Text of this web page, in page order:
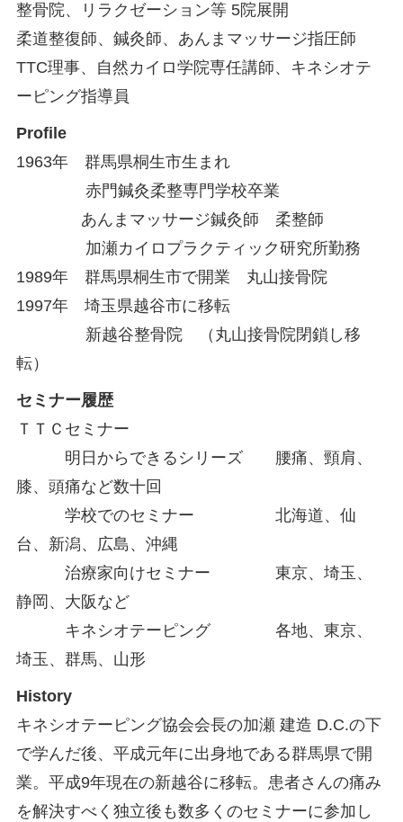
整骨院、リラクゼーション等 5院展開
柔道整復師、鍼灸師、あんまマッサージ指圧師
TTC理事、自然カイロ学院専任講師、キネシオテ
ーピング指導員
Profile
1963年 群馬県桐生市生まれ
赤門鍼灸柔整専門学校卒業
あんまマッサージ鍼灸師 柔整師
加瀬カイロプラクティック研究所勤務
1989年 群馬県桐生市で開業 丸山接骨院
1997年 埼玉県越谷市に移転
新越谷整骨院 （丸山接骨院閉鎖し移
転）
セミナー履歴
ＴＴＣセミナー
明日からできるシリーズ 腰痛、頸肩、
膝、頭痛など数十回
学校でのセミナー 北海道、仙
台、新潟、広島、沖縄
治療家向けセミナー 東京、埼玉、
静岡、大阪など
キネシオテーピング 各地、東京、
埼玉、群馬、山形
History
キネシオテーピング協会会長の加瀬 建造 D.C.の下
で学んだ後、 平成元年に出身地である群馬県で開
業。平成9年現在の新越谷に移転。患者さんの痛み
を解決すべく独立後も数多くのセミナーに参加し